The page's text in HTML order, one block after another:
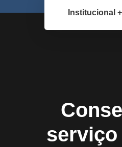
Institucional
serviço